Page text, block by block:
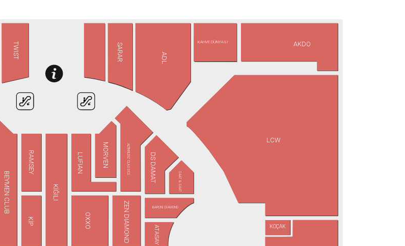
ADL
AKDO
ALTINYILDIZ CLASSICS
ATASAY
BARONİ DİAMOND
DS DAMAT
KAHVE DÜNYASI
KİĞILI
KİP
LCW
LUFIAN MORVEN
SARAR
RAMSEY
SAAT & SAAT
BEYMEN CLUB
TWIST
OXXO ZEN DIAMOND KOÇAK